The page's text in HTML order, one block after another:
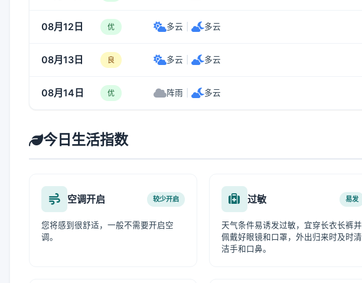
08月12日 优 多云 多云
08月13日 良 多云 多云
08月14日 优 阵雨 多云
今日生活指数
空调开启 较少开启
您将感到很舒适，一般不需要开启空
调。
过敏 易发
天气条件易诱发过敏，宜穿长衣长裤并
佩戴好眼镜和口罩，外出归来时及时清
洁手和口鼻。